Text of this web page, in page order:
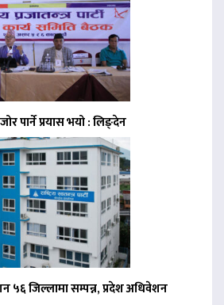
पार्ने प्रयास भयो : लिङ्देन
५६ जिल्लामा सम्पन्न, प्रदेश अधिवेशन